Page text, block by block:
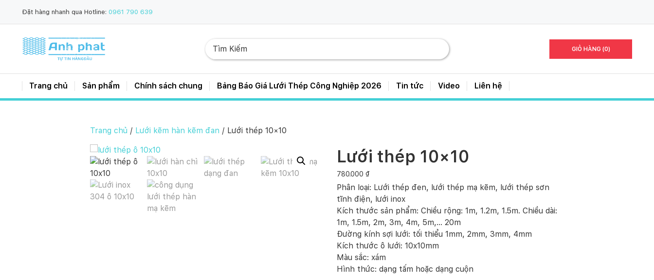
Đặt hàng nhanh qua Hotline: 0961 790 639
GIỎ HÀNG (0)
Trang chủ Sản phẩm Chính sách chung Bảng Báo Giá Lưới Thép Công Nghiệp 2026 Tin tức Video Liên hệ
Trang chủ / Lưới kẽm hàn kẽm đan / Lưới thép 10×10
Lưới thép 10×10
780.000 ₫
Phân loại: Lưới thép đen, lưới thép mạ kẽm, lưới thép sơn
tĩnh điện, lưới inox
Kích thước sản phẩm: Chiều rộng: 1m, 1.2m, 1.5m. Chiều dài:
1m, 1.5m, 2m, 3m, 4m, 5m,… 20m
Đường kính sợi lưới: tối thiểu 1mm, 2mm, 3mm, 4mm
Kích thước ô lưới: 10x10mm
Màu sắc: xám
Hình thức: dạng tấm hoặc dạng cuộn